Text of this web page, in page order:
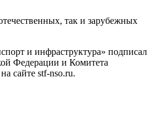
так и зарубежных
и инфраструктура» подписал
Федерации и Комитета
сайте stf-nso.ru.